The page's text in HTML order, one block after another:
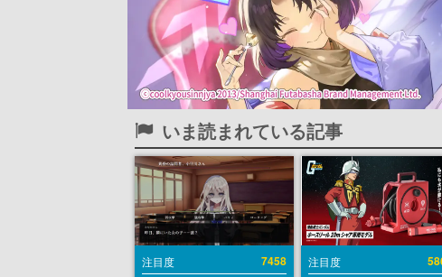
いま読まれている記事
注目度 7458 注目度